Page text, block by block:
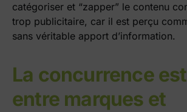
catégoriser et “zapper” le contenu
trop publicitaire, car il est perçu
sans véritable apport d’information.
La concurrence
entre marques et